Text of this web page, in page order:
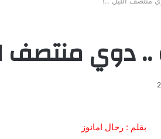
دوي منتصف
بقلم : رحال امانوز